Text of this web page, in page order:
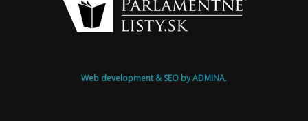
Web development & SEO by ADMINA.